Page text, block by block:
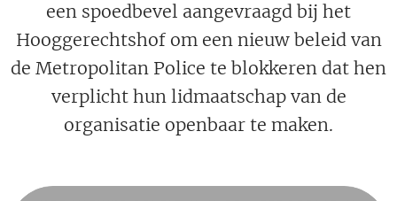
een spoedbevel aangevraagd bij het
Hooggerechtshof om een ​​nieuw beleid van
de Metropolitan Police te blokkeren dat hen
verplicht hun lidmaatschap van de
organisatie openbaar te maken.